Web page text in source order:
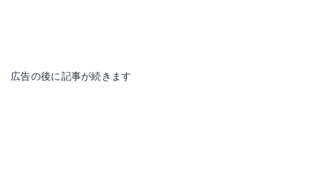
広告の後に記事が続きます